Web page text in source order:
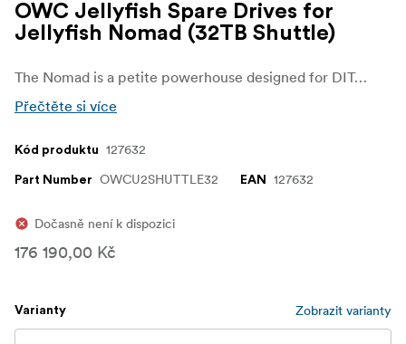
OWC Jellyfish Spare Drives for
Jellyfish Nomad (32TB Shuttle)
The Nomad is a petite powerhouse designed for DITs, independent 3D studios, and on-the-go editors needing a shared media pool to work on the same project and access the same assets. Built with 6000MB/s of aggregate bandwidth, capacities up to 64TB of user swappable NVMe drives, 6 direct attached 10GbE ports, and 128GB of RAM, the Jellyfish Nomad can handle RAW files, multicamera projects, image sequences, and VR without breaking a sweat. It is simply the fastest, most portable, and user-friendly shared storage solution on the planet, changing the game for editing teams and redefining the art of teamwork.
Přečtěte si více
Kód produktu 127632
Part Number OWCU2SHUTTLE32 EAN 127632
Dočasně není k dispozici
176 190,00 Kč
Varianty Zobrazit varianty